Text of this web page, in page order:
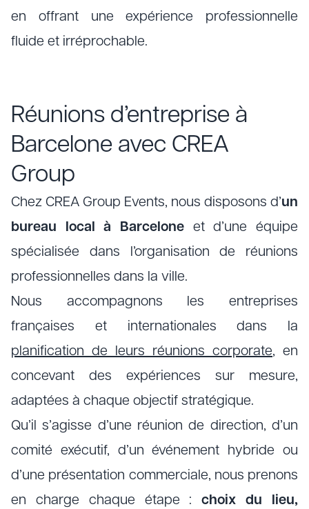
en offrant une expérience professionnelle
fluide et irréprochable.
Réunions d’entreprise à
Barcelone avec CREA
Group
Chez CREA Group Events, nous disposons d’un
bureau local à Barcelone et d’une équipe
spécialisée dans l’organisation de réunions
professionnelles dans la ville.
Nous accompagnons les entreprises
françaises et internationales dans la
planification de leurs réunions corporate, en
concevant des expériences sur mesure,
adaptées à chaque objectif stratégique.
Qu’il s’agisse d’une réunion de direction, d’un
comité exécutif, d’un événement hybride ou
d’une présentation commerciale, nous prenons
en charge chaque étape :choix du lieu,